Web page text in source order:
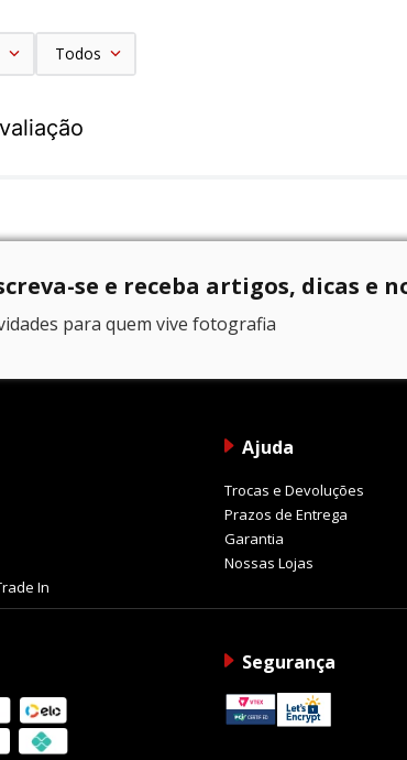
Todos
se e receba artigos, dicas e
para quem vive fotografia
In
Ajuda
Trocas e Devoluções
Prazos de Entrega
Garantia
Nossas Lojas
Segurança